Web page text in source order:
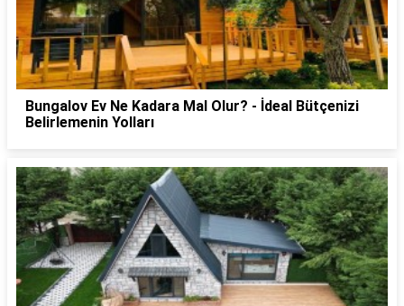
Bungalov Ev Ne Kadara Mal Olur? - İdeal Bütçenizi
Belirlemenin Yolları